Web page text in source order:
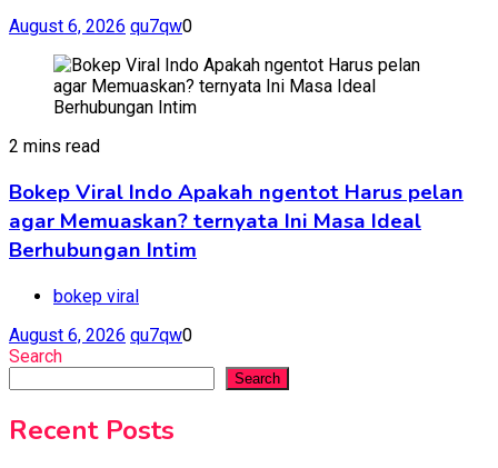
August 6, 2026 qu7qw0
2 mins read
Bokep Viral Indo Apakah ngentot Harus pelan
agar Memuaskan? ternyata Ini Masa Ideal
Berhubungan Intim
bokep viral
August 6, 2026 qu7qw0
Search
Search
Recent Posts